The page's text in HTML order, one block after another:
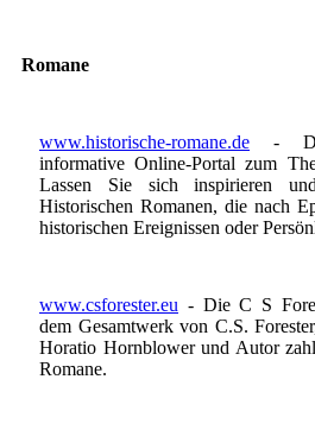
Romane
www.historische-romane.de -
informative Online-Portal zum
Lassen Sie sich inspirieren
Historischen Romanen, die nach
historischen Ereignissen oder
www.csforester.eu - Die C S
dem Gesamtwerk von C.S.
Horatio Hornblower und Autor
Romane.